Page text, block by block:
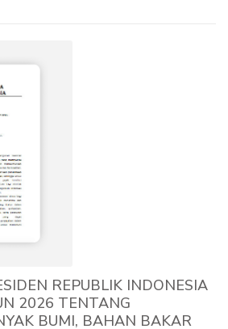
REPUBLIK INDONESIA
2026 TENTANG
BUMI, BAHAN BAKAR